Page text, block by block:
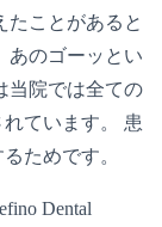
たことがあると
あのゴーッとい
当院では全ての
ています。 患
ためです。
Dental